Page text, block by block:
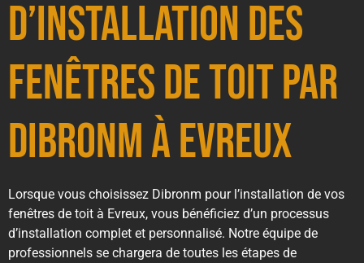
d’installation des
fenêtres de toit par
Dibronm à Evreux
Lorsque vous choisissez Dibronm pour l’installation de vos
fenêtres de toit à Evreux, vous bénéficiez d’un processus
d’installation complet et personnalisé. Notre équipe de
professionnels se chargera de toutes les étapes de